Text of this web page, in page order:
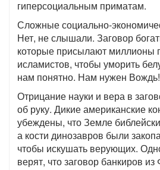
гиперсоциальным приматам.
Сложные социально-
Нет, не слышали. Заговор
которые присылают миллионы
исламистов, чтобы уморить
нам понятно. Нам нужен Вождь!
Отрицание науки и вера в
об руку. Дикие американские
убеждены, что Земле
а кости динозавров были
чтобы искушать верующих.
верят, что заговор банкиров